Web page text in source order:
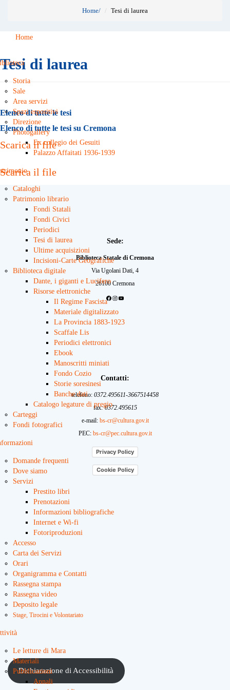
Home
Storia
Sale
Area servizi
Spazi espositivi
Direzione
Photogallery
Ex collegio dei Gesuiti
Palazzo Affaitati 1936-1939
Cataloghi
Patrimonio librario
Fondi Statali
Fondi Civici
Periodici
Tesi di laurea
Ultime acquisizioni
Incisioni-Carte Geografiche
Biblioteca digitale
Dante, i giganti e Lucifero
Risorse elettroniche
Il Regime Fascista
Materiale digitalizzato
La Provincia 1883-1923
Scaffale Lis
Periodici elettronici
Ebook
Manoscritti miniati
Fondo Cozio
Storie soresinesi
Banche dati
Catalogo legature di pregio
Carteggi
Fondi fotografici
Domande frequenti
Dove siamo
Servizi
Prestito libri
Prenotazioni
Informazioni bibliografiche
Internet e Wi-fi
Fotoriproduzioni
Accesso
Carta dei Servizi
Orari
Organigramma e Contatti
Rassegna stampa
Rassegna video
Deposito legale
Stage, Tirocini e Volontariato
Le letture di Mara
Materiali
Pubblicazioni
Annali
Home/ Tesi di laurea
Tesi di laurea
Elenco di tutte le tesi
Elenco di tutte le tesi su Cremona
Scarica il file
Scarica il file
Sede:
Biblioteca Statale di Cremona
Via Ugolani Dati, 4
26100 Cremona
Facebook
Contatti:
telefono: 0372.495611-3667514458
fax: 0372.495615
e-mail: bs-cr@cultura.gov.it
PEC: bs-cr@pec.cultura.gov.it
Privacy Policy
Cookie Policy
Dichiarazione di Accessibilità